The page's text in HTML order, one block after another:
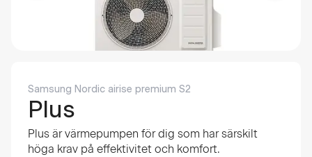
Samsung Nordic airise premium S2
Plus
Plus är värmepumpen för dig som har särskilt
höga krav på effektivitet och komfort.